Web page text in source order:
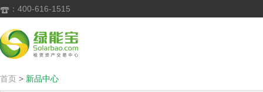
 ：400-616-1515
首页 > 新品中心